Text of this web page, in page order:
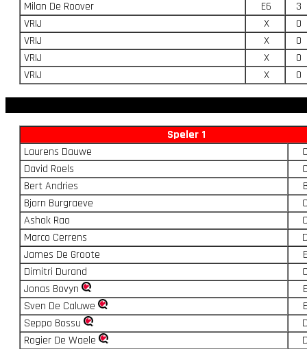
Milan De Roover
E6
3
VRIJ
X
0
VRIJ
X
0
VRIJ
X
0
VRIJ
X 0
Speler 1
Laurens Dauwe
David Roels
Bert Andries
Bjorn Burgraeve
Ashok Rao
Marco Cerrens
James De Groote
Dimitri Durand
Jonas Bovyn
Sven De Caluwe
Seppo Bossu
Rogier De Waele